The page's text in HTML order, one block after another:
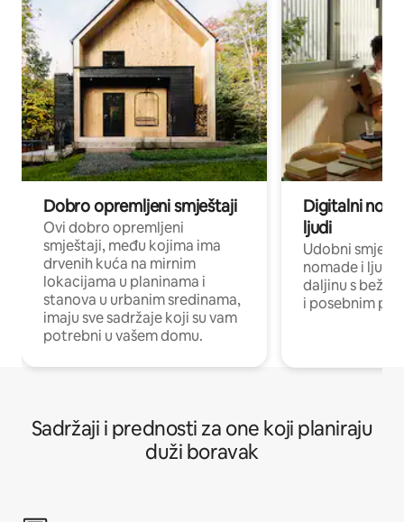
Dobro opremljeni smještaji
Ovi dobro opremljeni
smještaji, među kojima ima
drvenih kuća na mirnim
lokacijama u planinama i
stanova u urbanim sredinama,
imaju sve sadržaje koji su vam
potrebni u vašem domu.
Digitalni
ljudi
Udobni
nomade i ljude
daljinu s
i posebnim
Sadržaji i prednosti za one koji planiraju
duži boravak